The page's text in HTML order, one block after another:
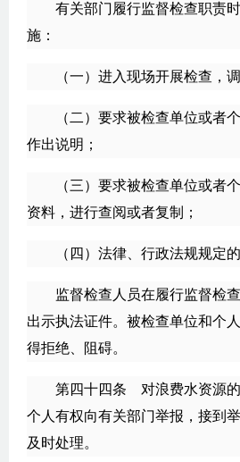
有关部门履行监督检查职责时
施：
（一）进入现场开展检查，调
（二）要求被检查单位或者个
作出说明；
（三）要求被检查单位或者个
资料，进行查阅或者复制；
（四）法律、行政法规规定的
监督检查人员在履行监督检查
出示执法证件。被检查单位和个
得拒绝、阻碍。
第四十四条 对浪费水资源的
个人有权向有关部门举报，接到
及时处理。